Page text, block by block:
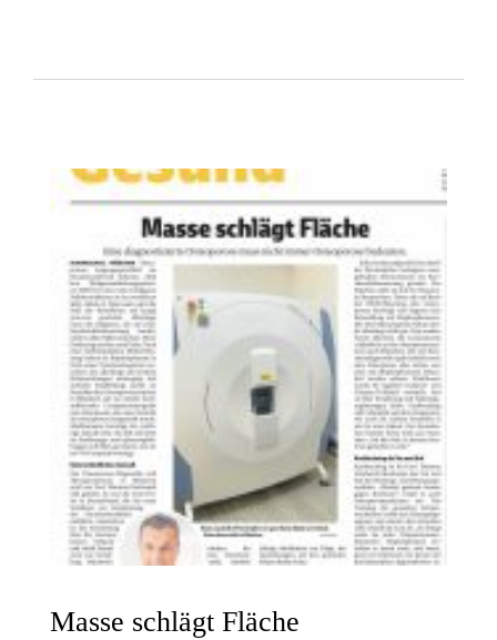
Masse schlägt Fläche